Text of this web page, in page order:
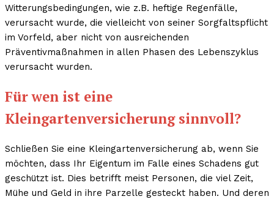
Witterungsbedingungen, wie z.B. heftige Regenfälle,
verursacht wurde, die vielleicht von seiner Sorgfaltspflicht
im Vorfeld, aber nicht von ausreichenden
Präventivmaßnahmen in allen Phasen des Lebenszyklus
verursacht wurden.
Für wen ist eine
Kleingartenversicherung sinnvoll?
Schließen Sie eine Kleingartenversicherung ab, wenn Sie
möchten, dass Ihr Eigentum im Falle eines Schadens gut
geschützt ist. Dies betrifft meist Personen, die viel Zeit,
Mühe und Geld in ihre Parzelle gesteckt haben. Und deren